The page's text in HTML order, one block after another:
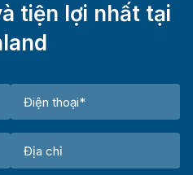
tiện lợi nhất tại